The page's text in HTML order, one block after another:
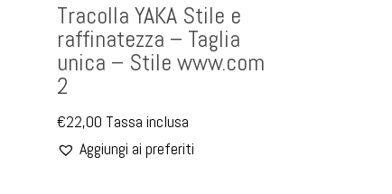
Tracolla YAKA Stile e
raffinatezza – Taglia
unica – Stile www.com
2
€22,00 Tassa inclusa
Aggiungi ai preferiti